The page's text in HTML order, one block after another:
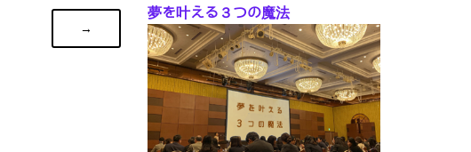
→
夢を叶える３つの魔法